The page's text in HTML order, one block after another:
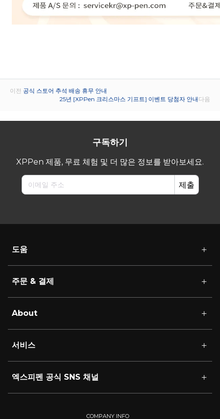
이전 공식 스토어 추석 배송 휴무 안내
25년 [XPPen 크리스마스 기프트] 이벤트 당첨자 안내다음
구독하기
XPPen 제품, 무료 체험 및 더 많은 정보를 받아보세요.
제출
도움
주문 & 결제
About
서비스
엑스피펜 공식 SNS 채널
COMPANY INFO